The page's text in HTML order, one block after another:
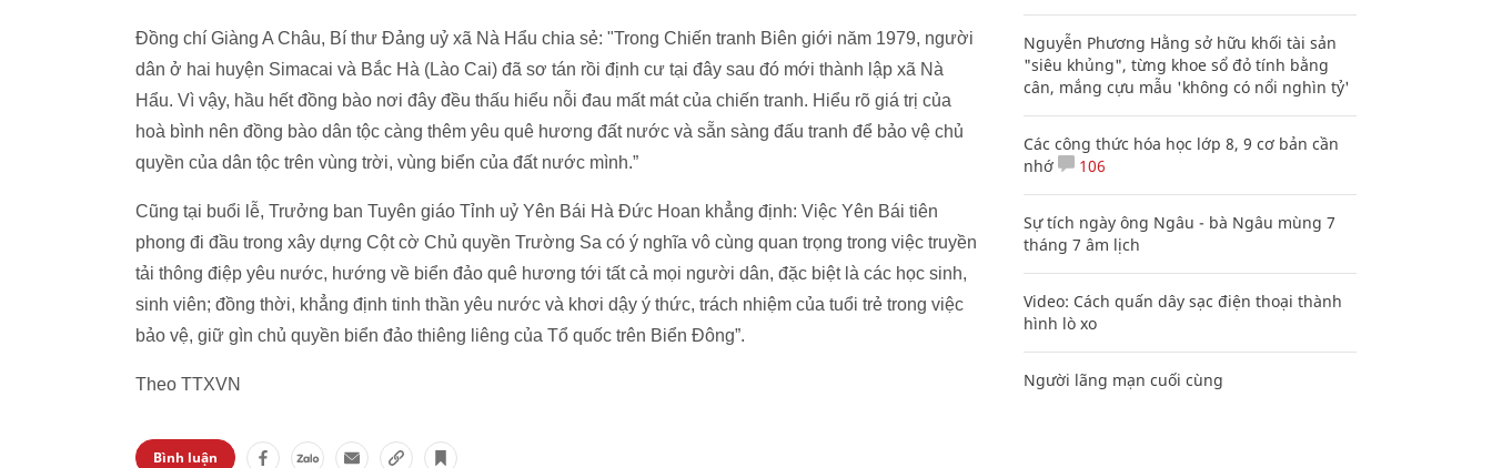
Đồng chí Giàng A Châu, Bí thư Đảng uỷ xã Nà Hẩu chia sẻ: "Trong Chiến tranh Biên giới năm 1979, người
dân ở hai huyện Simacai và Bắc Hà (Lào Cai) đã sơ tán rồi định cư tại đây sau đó mới thành lập xã Nà
Hẩu. Vì vậy, hầu hết đồng bào nơi đây đều thấu hiểu nỗi đau mất mát của chiến tranh. Hiểu rõ giá trị của
hoà bình nên đồng bào dân tộc càng thêm yêu quê hương đất nước và sẵn sàng đấu tranh để bảo vệ chủ
quyền của dân tộc trên vùng trời, vùng biển của đất nước mình.”
Cũng tại buổi lễ, Trưởng ban Tuyên giáo Tỉnh uỷ Yên Bái Hà Đức Hoan khẳng định: Việc Yên Bái tiên
phong đi đầu trong xây dựng Cột cờ Chủ quyền Trường Sa có ý nghĩa vô cùng quan trọng trong việc truyền
tải thông điệp yêu nước, hướng về biển đảo quê hương tới tất cả mọi người dân, đặc biệt là các học sinh,
sinh viên; đồng thời, khẳng định tinh thần yêu nước và khơi dậy ý thức, trách nhiệm của tuổi trẻ trong việc
bảo vệ, giữ gìn chủ quyền biển đảo thiêng liêng của Tổ quốc trên Biển Đông”.
Theo TTXVN
Bình luận
Nguyễn Phương Hằng sở hữu khối tài sản
"siêu khủng", từng khoe sổ đỏ tính bằng
cân, mắng cựu mẫu 'không có nổi nghìn tỷ'
Các công thức hóa học lớp 8, 9 cơ bản cần
nhớ
106
Sự tích ngày ông Ngâu - bà Ngâu mùng 7
tháng 7 âm lịch
Video: Cách quấn dây sạc điện thoại thành
hình lò xo
Người lãng mạn cuối cùng